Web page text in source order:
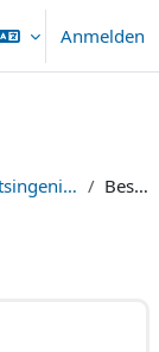
umschalten
Anmelden
Wirtschaftsingenieurwesen Maschinenbau Beschreibung